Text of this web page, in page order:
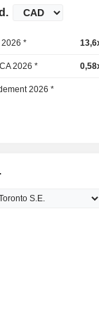
2026 *
2026 *
2026 *